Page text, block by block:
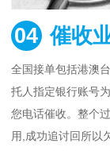
04 催收
全国接单包括港澳
托人指定银行账号
您电话催收。整个
用,成功追讨回所以